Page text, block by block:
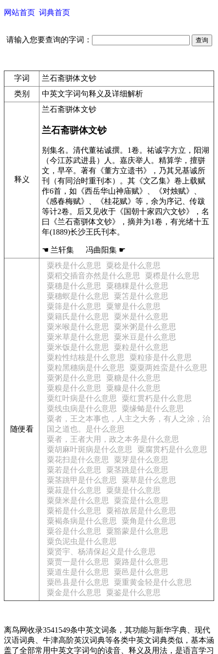
网站首页 词典首页
请输入您要查询的字词：
字词
兰石斋骈体文钞
类别
中英文字词句释义及详细解析
释义
兰石斋骈体文钞
兰石斋骈体文钞
别集名。清代董祐诚撰。1卷。祐诚字方立，阳湖
（今江苏武进县）人。嘉庆举人。精算学，擅骈
文，早卒。著有《董方立遗书》，乃其兄基诚所
刊（有同治时重刊本）。其《文乙集》卷上载赋
作6首，如《西岳华山神庙赋》、《对烛赋》、
《感春梅赋》、《桂花赋》等，余为序记、传跋
等计2卷。后又见收于《国朝十家四六文钞》，名
曰《兰石斋骈体文钞》，摘并为1卷，有光绪十五
年(1889)长沙王氏刊本。
☚ 兰轩集 冯曲阳集 ☛
随便看
粟秩是什么意思
粟稔是什么意思
粟稻交插音亦然是什么意思
粟穄是什么意思
粟穗是什么意思
粟穗粿是什么意思
粟穗螟是什么意思
粟笘是什么意思
粟筛是什么意思
粟簟是什么意思
粟籍氏是什么意思
粟米是什么意思
粟米喉是什么意思
粟米粥是什么意思
粟米草是什么意思
粟米豆是什么意思
粟米饭是什么意思
粟粒是什么意思
粟粒性结核是什么意思
粟粒疹是什么意思
粟粒黑穗病是什么意思
粟粟两姓蛮是什么意思
粟粥是什么意思
粟糖是什么意思
粟糗是什么意思
粟糠是什么意思
粟红叶病是什么意思
粟红贯朽是什么意思
粟线虫病是什么意思
粟缘蝽是什么意思
粟者，王之本事也，人主之大务，有人之涂，治
国之道也。是什么意思
粟者，王者大用，政之本务是什么意思
粟胡麻叶斑病是什么意思
粟腐贯朽是什么意思
粟花扫是什么意思
粟芽是什么意思
粟若是什么意思
粟茎跳是什么意思
粟茎跳甲是什么意思
粟草是什么意思
粟菽是什么意思
粟蘖是什么意思
粟蘖米是什么意思
粟蛮是什么意思
粟裕是什么意思
粟裕故居是什么意思
粟褐条病是什么意思
粟角是什么意思
粟谷是什么意思
粟豁蒙是什么意思
粟负泥虫是什么意思
粟贤宇、杨清保起义是什么意思
粟贾一是什么意思
粟路是什么意思
粟道生是什么意思
粟邑是什么意思
粟邑县是什么意思
粟重黄金轻是什么意思
粟金是什么意思
粟鉴是什么意思
离鸟网收录3541549条中英文词条，其功能与新华字典、现代
汉语词典、牛津高阶英汉词典等各类中英文词典类似，基本涵
盖了全部常用中英文字词句的读音、释义及用法，是语言学习